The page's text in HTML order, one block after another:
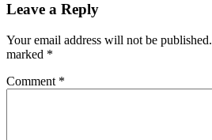
Leave a Reply
Your email address will not be published.
marked *
Comment *